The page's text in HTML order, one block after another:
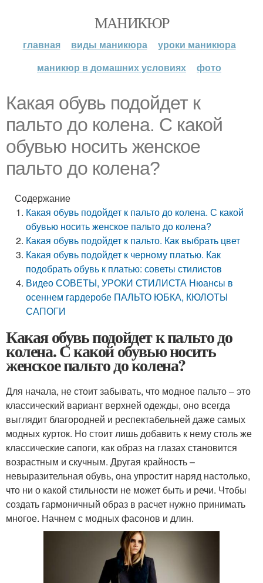
МАНИКЮР
главная виды маникюра
уроки маникюра
маникюр в домашних условиях
фото
Какая обувь подойдет к
пальто до колена. С какой
обувью носить женское
пальто до колена?
Содержание
Какая обувь подойдет к пальто до колена. С какой
обувью носить женское пальто до колена?
Какая обувь подойдет к пальто. Как выбрать цвет
Какая обувь подойдет к черному платью. Как
подобрать обувь к платью: советы стилистов
Видео СОВЕТЫ, УРОКИ СТИЛИСТА Нюансы в
осеннем гардеробе ПАЛЬТО ЮБКА, КЮЛОТЫ
САПОГИ
Какая обувь подойдет к пальто до
колена. С какой обувью носить
женское пальто до колена?
Для начала, не стоит забывать, что модное пальто – это
классический вариант верхней одежды, оно всегда
выглядит благородней и респектабельней даже самых
модных курток. Но стоит лишь добавить к нему столь же
классические сапоги, как образ на глазах становится
возрастным и скучным. Другая крайность –
невыразительная обувь, она упростит наряд настолько,
что ни о какой стильности не может быть и речи. Чтобы
создать гармоничный образ в расчет нужно принимать
многое. Начнем с модных фасонов и длин.